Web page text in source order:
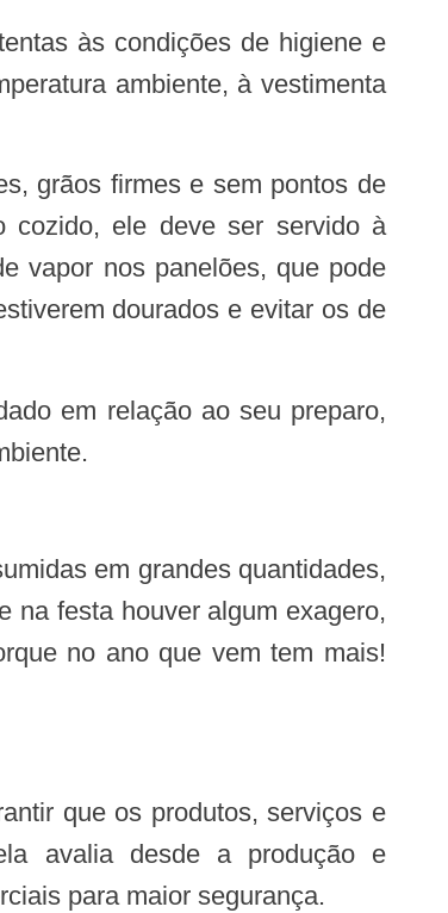
ambiente, à vestimenta
cozido, ele deve ser servido à
vapor nos panelões, que pode
dourados e evitar os de
na festa houver algum exagero,
no ano que vem tem mais!
avalia desde a produção e
para maior segurança.